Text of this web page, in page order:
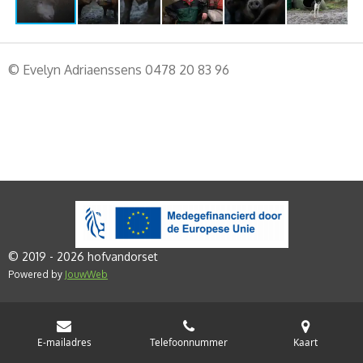
© Evelyn Adriaenssens 0478 20 83 96
© 2019 - 2026 hofvandorset
Powered by JouwWeb
E-mailadres Telefoonnummer Kaart